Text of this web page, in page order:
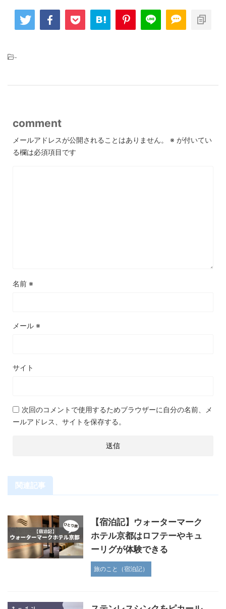
-
comment
メールアドレスが公開されることはありません。 ※ が付いてい
る欄は必須項目です
名前 ※
メール ※
サイト
次回のコメントで使用するためブラウザーに自分の名前、メ
ールアドレス、サイトを保存する。
関連記事
【宿泊記】ウォーターマーク
ホテル京都はロフテーやキュ
ーリグが体験できる
旅のこと（宿泊記）